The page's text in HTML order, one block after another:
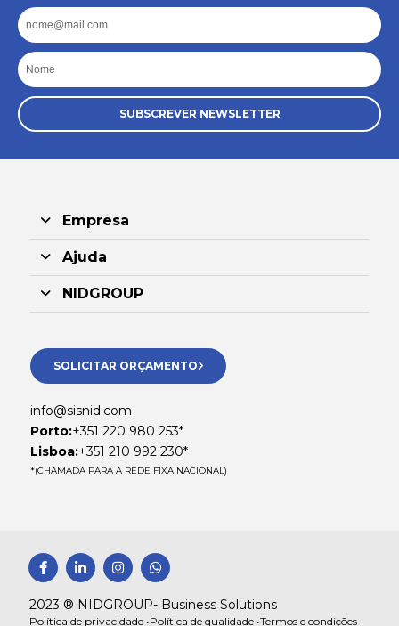
Email
Nome
SUBSCREVER NEWSLETTER
Empresa
Ajuda
NIDGROUP
SOLICITAR ORÇAMENTO
info@sisnid.com
Porto:+351 220 980 253*
Lisboa:+351 210 992 230*
*(CHAMADA PARA A REDE FIXA NACIONAL)
F
a
c
e
b
L
i
n
k
e
I
n
s
t
a
W
h
a
2023 ® NIDGROUP- Business Solutions
Política de privacidade •Política de qualidade •Termos e condições